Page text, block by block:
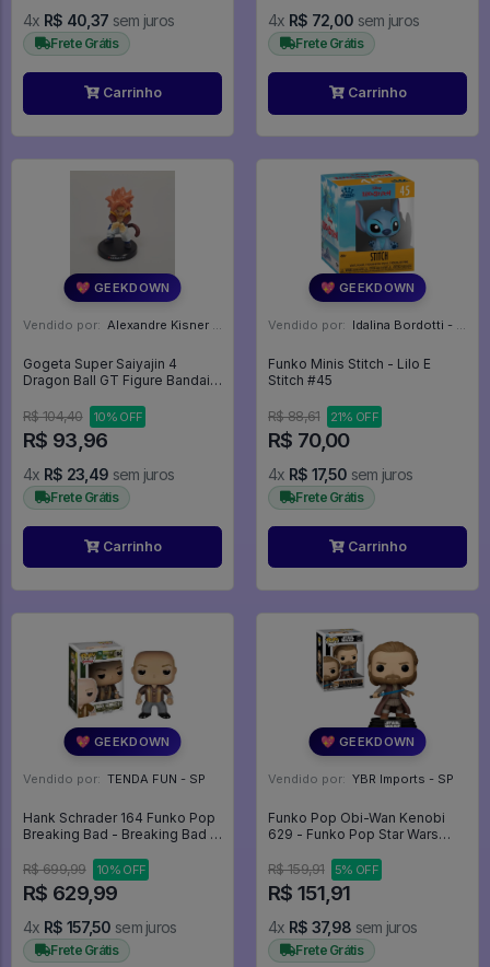
4x R$ 40,37 sem juros
Frete Grátis
Carrinho
4x R$ 72,00 sem juros
Frete Grátis
Carrinho
💖 GEEKDOWN
Vendido por: Alexandre Kisner - PR
Gogeta Super Saiyajin 4
Dragon Ball GT Figure Bandai
R$ 104,40
10% OFF
R$ 93,96
4x R$ 23,49 sem juros
Frete Grátis
Carrinho
💖 GEEKDOWN
Vendido por: Idalina Bordotti - SP
Funko Minis Stitch - Lilo E
Stitch #45
R$ 88,61 21% OFF
R$ 70,00
4x R$ 17,50 sem juros
Frete Grátis
Carrinho
💖 GEEKDOWN
Vendido por: TENDA FUN - SP
Hank Schrader 164 Funko Pop
Breaking Bad - Breaking Bad -
FUNKO POP #164
R$ 699,99 10% OFF
R$ 629,99
4x R$ 157,50 sem juros
Frete Grátis
💖 GEEKDOWN
Vendido por: YBR Imports - SP
Funko Pop Obi-Wan Kenobi
629 - Funko Pop Star Wars
R$ 159,91
5% OFF
R$ 151,91
4x R$ 37,98 sem juros
Frete Grátis